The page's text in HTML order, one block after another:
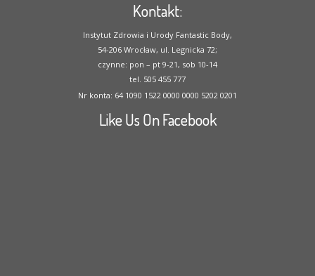
Kontakt:
Instytut Zdrowia i Urody Fantastic Body,
54-206 Wrocław, ul. Legnicka 72;
czynne: pon – pt 9-21, sob 10-14
tel. 505 455 777
Nr konta: 64 1090 1522 0000 0000 5202 0201
Like Us On Facebook